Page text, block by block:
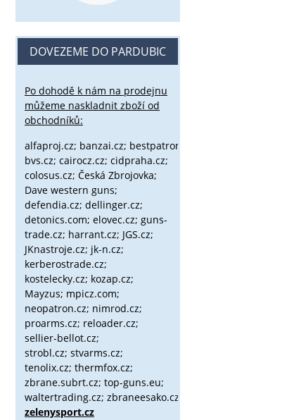
DOVEZEME DO PARDUBIC
Po dohodě k nám na prodejnu
můžeme naskladnit zboží od
obchodníků:
alfaproj.cz; banzai.cz; bestpatron.eu;
bvs.cz; cairocz.cz; cidpraha.cz;
colosus.cz; Česká Zbrojovka;
Dave western guns;
defendia.cz; dellinger.cz;
detonics.com; elovec.cz; guns-
trade.cz; harrant.cz; JGS.cz;
JKnastroje.cz; jk-n.cz;
kerberostrade.cz;
kostelecky.cz; kozap.cz;
Mayzus; mpicz.com;
neopatron.cz; nimrod.cz;
proarms.cz; reloader.cz;
sellier-bellot.cz;
strobl.cz; stvarms.cz;
tenolix.cz; thermfox.cz;
zbrane.subrt.cz; top-guns.eu;
waltertrading.cz; zbraneesako.cz;
zelenysport.cz